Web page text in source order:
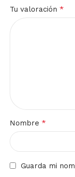
Tu valoración *
Nombre *
Guarda mi